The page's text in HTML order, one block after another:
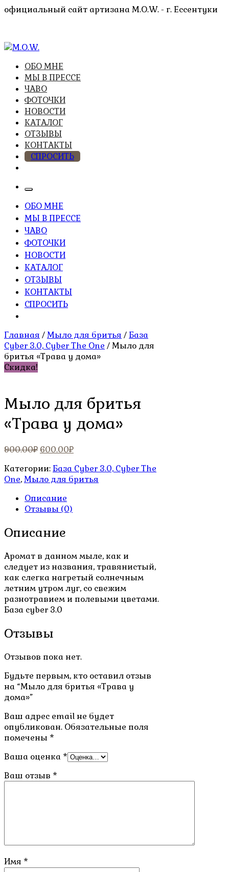
Перейти
официальный сайт артизана M.O.W. - г. Ессентуки
M.O.W.
высочайшее качество из натуральных компонентов
ОБО МНЕ
МЫ В ПРЕССЕ
ЧАВО
ФОТОЧКИ
НОВОСТИ
КАТАЛОГ
ОТЗЫВЫ
КОНТАКТЫ
СПРОСИТЬ
ОБО МНЕ
МЫ В ПРЕССЕ
ЧАВО
ФОТОЧКИ
НОВОСТИ
КАТАЛОГ
ОТЗЫВЫ
КОНТАКТЫ
СПРОСИТЬ
Главная /Мыло для бритья /База
Cyber 3.0, Cyber The One / Мыло для
бритья «Трава у дома»
Скидка!
Мыло для бритья
«Трава у дома»
900.00₽ Первоначальная
составляла
900.00₽.
600.00₽Текущая
600.00₽.
Категории:База Cyber 3.0, Cyber The
One,Мыло для бритья
Описание
Отзывы (0)
Описание
Аромат в данном мыле, как и
следует из названия, травянистый,
как слегка нагретый солнечным
летним утром луг, со свежим
разнотравием и полевыми цветами.
База cyber 3.0
Отзывы
Отзывов пока нет.
Будьте первым, кто оставил отзыв
на “Мыло для бритья «Трава у
дома»”
Ваш адрес email не будет
опубликован. Обязательные поля
помечены *
Ваша оценка *
Ваш отзыв *
Имя *